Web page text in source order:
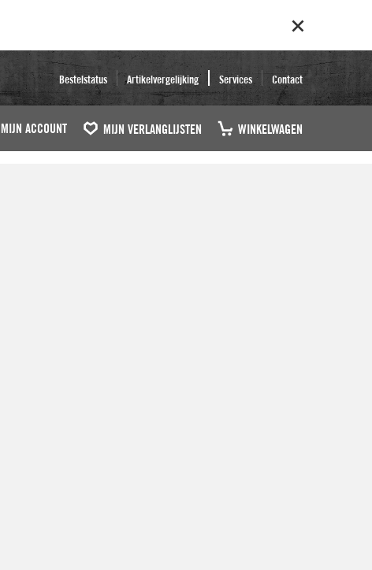
Bestelstatus Artikelvergelijking Services Contact
MIJN ACCOUNT MIJN VERLANGLIJSTEN WINKELWAGEN